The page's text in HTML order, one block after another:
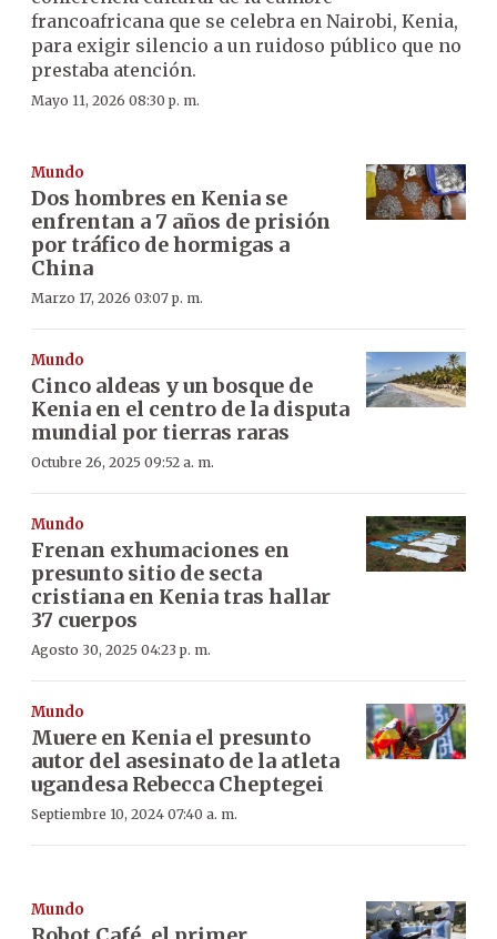
francoafricana que se celebra en Nairobi, Kenia,
para exigir silencio a un ruidoso público que no
prestaba atención.
Mayo 11, 2026 08:30 p. m.
Mundo
Dos hombres en Kenia se
enfrentan a 7 años de prisión
por tráfico de hormigas a
China
Marzo 17, 2026 03:07 p. m.
Mundo
Cinco aldeas y un bosque de
Kenia en el centro de la disputa
mundial por tierras raras
Octubre 26, 2025 09:52 a. m.
Mundo
Frenan exhumaciones en
presunto sitio de secta
cristiana en Kenia tras hallar
37 cuerpos
Agosto 30, 2025 04:23 p. m.
Mundo
Muere en Kenia el presunto
autor del asesinato de la atleta
ugandesa Rebecca Cheptegei
Septiembre 10, 2024 07:40 a. m.
Mundo